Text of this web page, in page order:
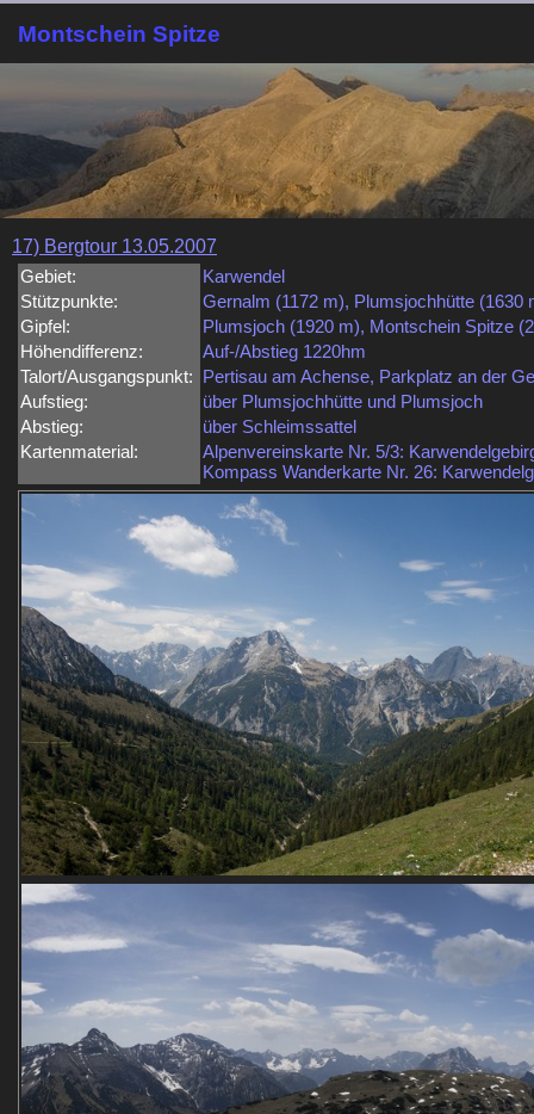
Montschein Spitze
17) Bergtour 13.05.2007
Gebiet:
Karwendel
Stützpunkte:
Gernalm (1172 m), Plumsjochhütte (1630
Gipfel:
Plumsjoch (1920 m), Montschein Spitze
Höhendifferenz:
Auf-/Abstieg 1220hm
Talort/Ausgangspunkt: Pertisau am Achense, Parkplatz an der
Aufstieg:
über Plumsjochhütte und Plumsjoch
Abstieg:
über Schleimssattel
Kartenmaterial:
Alpenvereinskarte Nr. 5/3:
Kompass Wanderkarte Nr. 26: